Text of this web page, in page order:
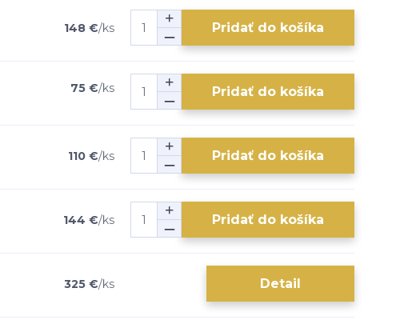
148 €/ks Pridať do košíka
75 €/ks Pridať do košíka
110 €/ks Pridať do košíka
144 €/ks Pridať do košíka
325 €/ks Detail